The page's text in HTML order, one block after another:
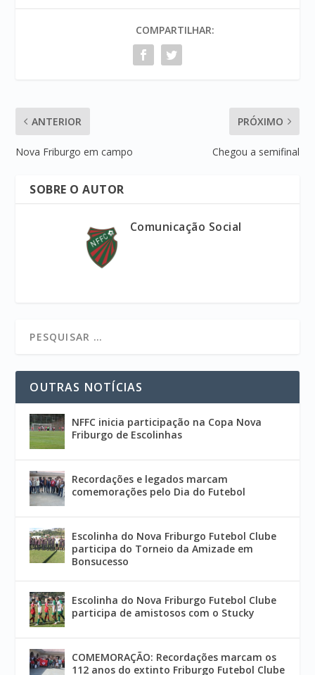
COMPARTILHAR:
ANTERIOR
Nova Friburgo em campo
PRÓXIMO
Chegou a semifinal
SOBRE O AUTOR
Comunicação Social
OUTRAS NOTÍCIAS
NFFC inicia participação na Copa Nova
Friburgo de Escolinhas
Recordações e legados marcam
comemorações pelo Dia do Futebol
Escolinha do Nova Friburgo Futebol Clube
participa do Torneio da Amizade em
Bonsucesso
Escolinha do Nova Friburgo Futebol Clube
participa de amistosos com o Stucky
COMEMORAÇÃO: Recordações marcam os
112 anos do extinto Friburgo Futebol Clube